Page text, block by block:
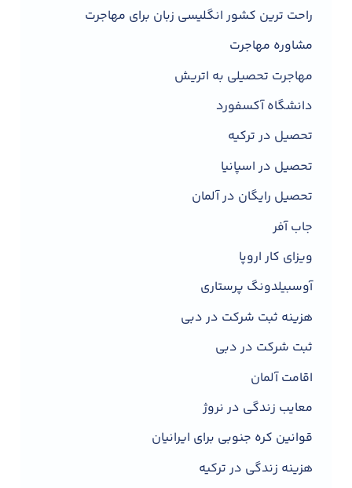
راحت ترین کشور انگلیسی زبان برای مهاجرت
مشاوره مهاجرت
مهاجرت تحصیلی به اتریش
دانشگاه آکسفورد
تحصیل در ترکیه
تحصیل در اسپانیا
تحصیل رایگان در آلمان
جاب آفر
ویزای کار اروپا
آوسبیلدونگ پرستاری
هزینه ثبت شرکت در دبی
ثبت شرکت در دبی
اقامت آلمان
معایب زندگی در نروژ
قوانین کره جنوبی برای ایرانیان
هزینه زندگی در ترکیه